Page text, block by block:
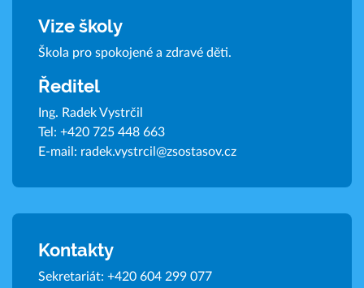
Vize školy
Škola pro spokojené a zdravé děti.
Ředitel
Ing. Radek Vystrčil
Tel: +420 725 448 663
E-mail: radek.vystrcil@zsostasov.cz
Kontakty
Sekretariát: +420 604 299 077